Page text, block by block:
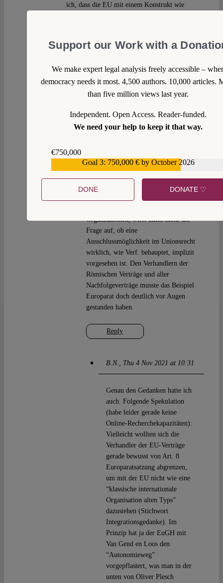
Reply
ich, dass die EU mit einem Konstrukt wie
mich schon, warum man sich damals vor
Europaratsatzung orientiert hat und diesen
zahnlosen Tiger Art. 7 EUV kreiert hat (aber
gut, hinterher ist man immer schlauer).
2021 at 14:31
Reply
Der Vergleich mit Art. 8 ER-Satzung,
eine der wenigen expliziten
Organisationen, wirft umso mehr die
Frage auf, ob eine
Ausschlussmöglichkeit im Unionsrecht
wirklich, wie Verf. behauptet, implizit
vorgesehen ist. Den Verhandlern der
Römischen Verträge und aller
Nachfolgeverträge musste das Beispiel
Europarat doch deutlich vor Augen
gestanden haben.
B.N. Thu 4 Nov 2021 at 10:31
Genau den Gedanken hatte ich
auch. Folgende Spekulation
(habe leider gerade keine
Online-Recherchekapazitäten):
Vielleicht wollten sich die
Verhandler der EU-Verträge
gerade bewusst von Art. 8
Europaratsatzung abgrenzen,
um mit der EU nicht wie eine
“klassische internationale
Organisation alten Typs”
dazustehen (Stichwort
Integrationsgedanke). Im
Prinzip hat ja der EuGH mit
Van Gend en Loos den
“Autonomieweg”
vorgepflastert, was man in der
unten von Oliver Plesch
Support our Work with a
We make expert legal analysis freely accessible –
democracy needs it most. 4,500 authors. 10,000 articles.
than five million views last year.
Independent. Open Access. Reader-funded.
We need your help to keep it that way.
€750,000
Goal 3: 750,000 € by October 2026
DONE DONATE ♡